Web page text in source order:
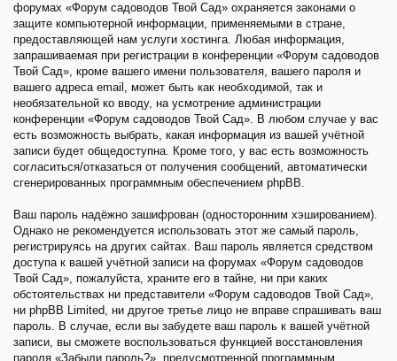
форумах «Форум садоводов Твой Сад» охраняется законами о
защите компьютерной информации, применяемыми в стране,
предоставляющей нам услуги хостинга. Любая информация,
запрашиваемая при регистрации в конференции «Форум садоводов
Твой Сад», кроме вашего имени пользователя, вашего пароля и
вашего адреса email, может быть как необходимой, так и
необязательной ко вводу, на усмотрение администрации
конференции «Форум садоводов Твой Сад». В любом случае у вас
есть возможность выбрать, какая информация из вашей учётной
записи будет общедоступна. Кроме того, у вас есть возможность
согласиться/отказаться от получения сообщений, автоматически
сгенерированных программным обеспечением phpBB.
Ваш пароль надёжно зашифрован (односторонним хэшированием).
Однако не рекомендуется использовать этот же самый пароль,
регистрируясь на других сайтах. Ваш пароль является средством
доступа к вашей учётной записи на форумах «Форум садоводов
Твой Сад», пожалуйста, храните его в тайне, ни при каких
обстоятельствах ни представители «Форум садоводов Твой Сад»,
ни phpBB Limited, ни другое третье лицо не вправе спрашивать ваш
пароль. В случае, если вы забудете ваш пароль к вашей учётной
записи, вы сможете воспользоваться функцией восстановления
пароля «Забыли пароль?», предусмотренной программным